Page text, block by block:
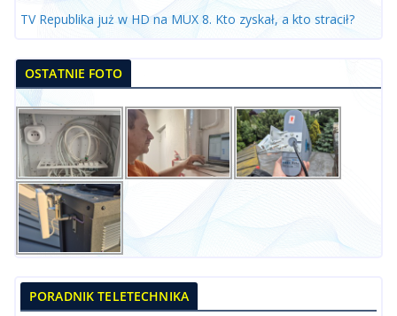
TV Republika już w HD na MUX 8. Kto zyskał, a kto stracił?
OSTATNIE FOTO
PORADNIK TELETECHNIKA